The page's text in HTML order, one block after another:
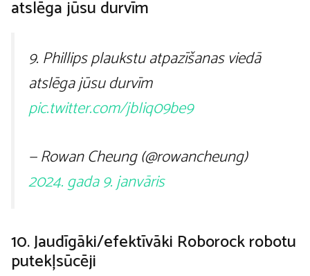
atslēga jūsu durvīm
9. Phillips plaukstu atpazīšanas viedā
atslēga jūsu durvīm
pic.twitter.com/jbIiq09be9
— Rowan Cheung (@rowancheung)
2024. gada 9. janvāris
10. Jaudīgāki/efektīvāki Roborock robotu
putekļsūcēji